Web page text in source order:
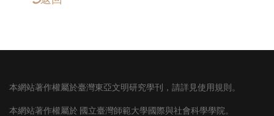
本網站著作權屬於臺灣東亞文明研究學刊，請詳見使用規則。
本網站著作權屬於 國立臺灣師範大學國際與社會科學學院。